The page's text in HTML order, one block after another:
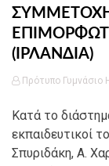
ΣΥΜΜΕΤΟΧΗ
(ΙΡΛΑΝΔΙΑ)
Πρότυπο Γυμνάσιο
Κατά το
εκπαιδευτικοί
Σπυριδάκη, Α.